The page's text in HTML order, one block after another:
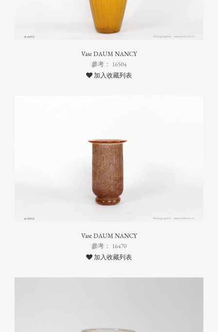
Vase DAUM NANCY
參考： 16504
加入收藏列表
Vase DAUM NANCY
參考： 16470
加入收藏列表